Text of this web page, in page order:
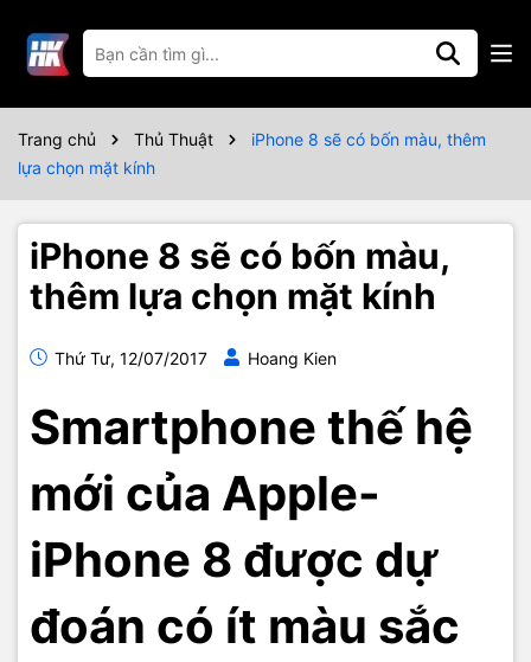
Trang chủ Thủ Thuật
iPhone 8 sẽ có bốn màu, thêm
lựa chọn mặt kính
iPhone 8 sẽ có bốn màu,
thêm lựa chọn mặt kính
Thứ Tư, 12/07/2017 Hoang Kien
Smartphone thế hệ
mới của Apple-
iPhone 8 được dự
đoán có ít màu sắc